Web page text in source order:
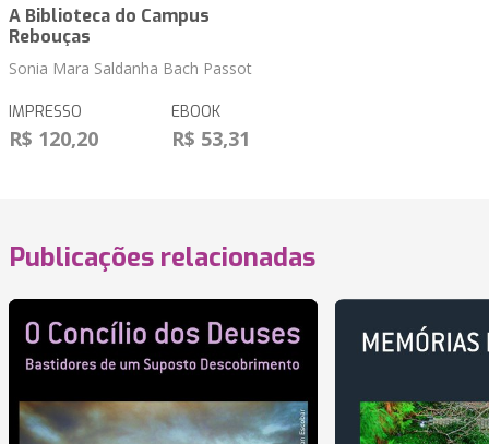
A Biblioteca do Campus
Rebouças
Sonia Mara Saldanha Bach Passot
IMPRESSO
R$ 120,20
EBOOK
R$ 53,31
Publicações relacionadas